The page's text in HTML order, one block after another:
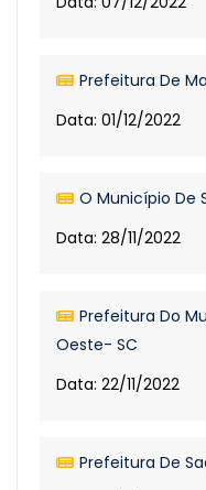
Prefeitura De
Data: 01/12/2022
O Município De
Data: 28/11/2022
Prefeitura Do
Oeste- SC
Data: 22/11/2022
Prefeitura De